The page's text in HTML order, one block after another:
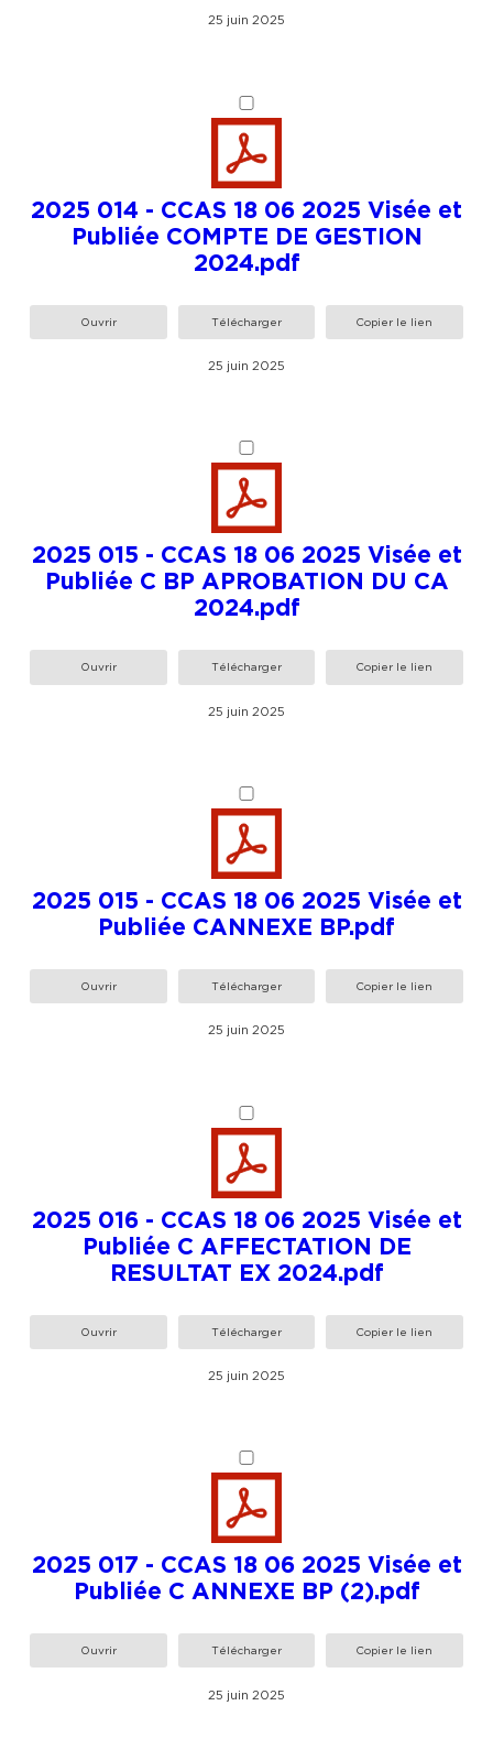
25 juin 2025
2025 014 - CCAS 18 06 2025 Visée et
Publiée COMPTE DE GESTION
2024.pdf
Ouvrir Télécharger Copier le lien
25 juin 2025
2025 015 - CCAS 18 06 2025 Visée et
Publiée C BP APROBATION DU CA
2024.pdf
Ouvrir Télécharger Copier le lien
25 juin 2025
2025 015 - CCAS 18 06 2025 Visée et
Publiée CANNEXE BP.pdf
Ouvrir Télécharger Copier le lien
25 juin 2025
2025 016 - CCAS 18 06 2025 Visée et
Publiée C AFFECTATION DE
RESULTAT EX 2024.pdf
Ouvrir Télécharger Copier le lien
25 juin 2025
2025 017 - CCAS 18 06 2025 Visée et
Publiée C ANNEXE BP (2).pdf
Ouvrir Télécharger Copier le lien
25 juin 2025